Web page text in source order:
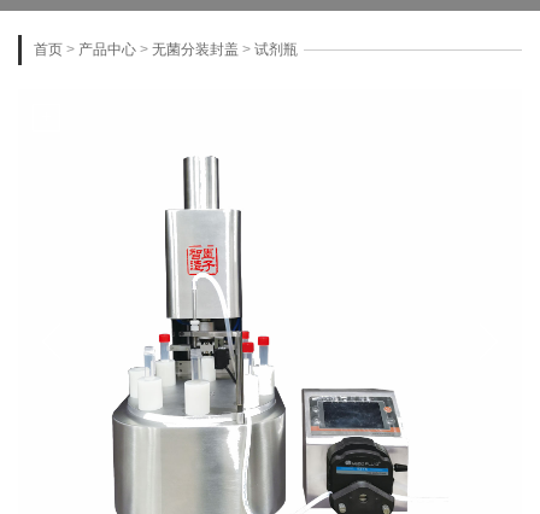
首页 > 产品中心 > 无菌分装封盖 > 试剂瓶